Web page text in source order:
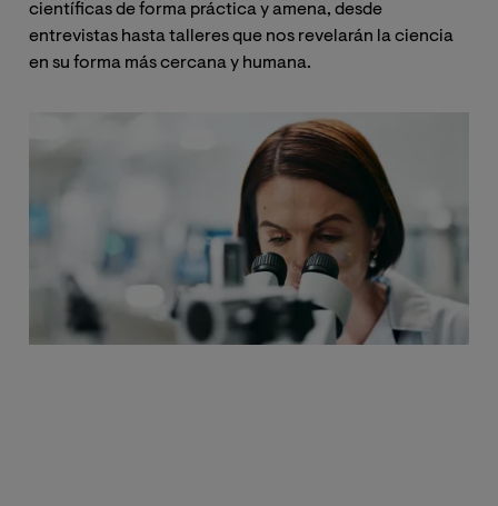
científicas de forma práctica y amena, desde
entrevistas hasta talleres que nos revelarán la ciencia
en su forma más cercana y humana.